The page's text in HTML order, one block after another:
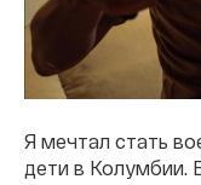
Я мечтал стать
дети в Колумбии.